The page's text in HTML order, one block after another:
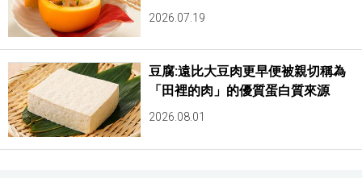
2026.07.19
豆腐:遠比大豆肉更早便被親切稱為
「田裡的肉」的優質蛋白質來源
2026.08.01